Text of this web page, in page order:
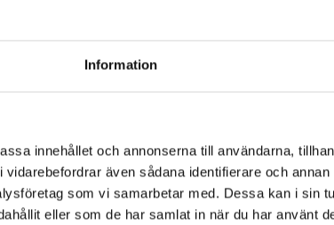
Information
innehållet och annonserna till användarna,
även sådana identifierare och
som vi samarbetar med. Dessa kan i sin
eller som de har samlat in när du har använt